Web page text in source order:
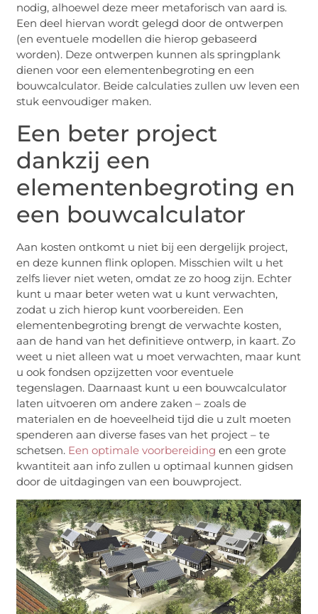
nodig, alhoewel deze meer metaforisch van aard is.
Een deel hiervan wordt gelegd door de ontwerpen
(en eventuele modellen die hierop gebaseerd
worden). Deze ontwerpen kunnen als springplank
dienen voor een elementenbegroting en een
bouwcalculator. Beide calculaties zullen uw leven een
stuk eenvoudiger maken.
Een beter project
dankzij een
elementenbegroting en
een bouwcalculator
Aan kosten ontkomt u niet bij een dergelijk project,
en deze kunnen flink oplopen. Misschien wilt u het
zelfs liever niet weten, omdat ze zo hoog zijn. Echter
kunt u maar beter weten wat u kunt verwachten,
zodat u zich hierop kunt voorbereiden. Een
elementenbegroting brengt de verwachte kosten,
aan de hand van het definitieve ontwerp, in kaart. Zo
weet u niet alleen wat u moet verwachten, maar kunt
u ook fondsen opzijzetten voor eventuele
tegenslagen. Daarnaast kunt u een bouwcalculator
laten uitvoeren om andere zaken – zoals de
materialen en de hoeveelheid tijd die u zult moeten
spenderen aan diverse fases van het project – te
schetsen. Een optimale voorbereiding en een grote
kwantiteit aan info zullen u optimaal kunnen gidsen
door de uitdagingen van een bouwproject.